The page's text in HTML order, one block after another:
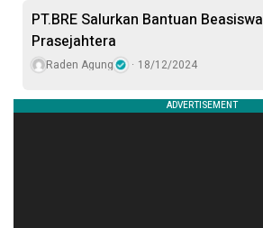
PT.BRE Salurkan Bantuan Beasiswa
Prasejahtera
Raden Agung 18/12/2024